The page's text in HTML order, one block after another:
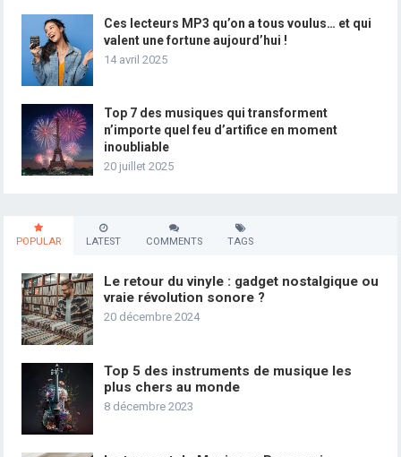
Ces lecteurs MP3 qu’on a tous voulus… et qui
valent une fortune aujourd’hui !
14 avril 2025
Top 7 des musiques qui transforment
n’importe quel feu d’artifice en moment
inoubliable
20 juillet 2025
POPULAR LATEST COMMENTS TAGS
Le retour du vinyle : gadget nostalgique ou
vraie révolution sonore ?
20 décembre 2024
Top 5 des instruments de musique les
plus chers au monde
8 décembre 2023